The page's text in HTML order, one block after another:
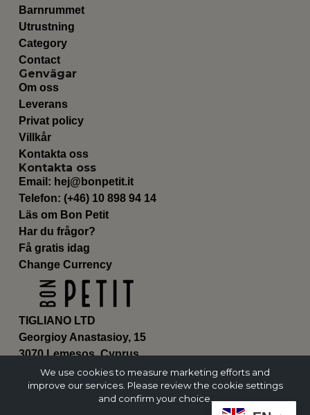
TIGLIANO LTD
Georgioy Anastasioy, 15
3070 Lemesos, Cyprus
ΗΕ 430179
Barnrummet
Utrustning
Category
Contact
Genvägar
Om oss
Leverans
Privat policy
Villkår
Kontakta oss
Kontakta oss
Email: hej@bonpetit.it
Telefon: (+46) 10 898 94 14
Läs om Bon Petit
Har du frågor?
Få gratis idag
Change Currency
We use cookies to measure marketing efforts and
improve our services. Please review the cookie settings
and confirm your choice.